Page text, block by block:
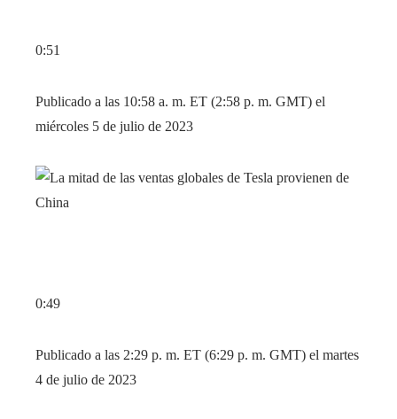
0:51
Publicado a las 10:58 a. m. ET (2:58 p. m. GMT) el
miércoles 5 de julio de 2023
0:49
Publicado a las 2:29 p. m. ET (6:29 p. m. GMT) el martes
4 de julio de 2023